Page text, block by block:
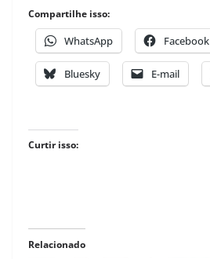
Compartilhe isso:
WhatsApp Facebook
Bluesky E-mail
Curtir isso:
Relacionado